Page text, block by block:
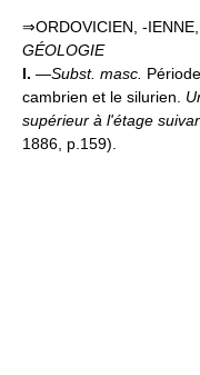
⇒ORDOVICIEN, -
GÉOLOGIE
I. —Subst. masc.
cambrien et le silurien.
supérieur à l'étage
1886, p.159).